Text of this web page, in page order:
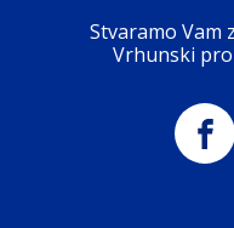
Stvaramo Vam
Vrhunski